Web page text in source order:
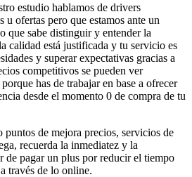
estudio hablamos de drivers
u ofertas pero que estamos ante un
que sabe distinguir y entender la
calidad está justificada y tu servicio es
y superar expectativas gracias a
competitivos se pueden ver
has de trabajar en base a ofrecer
desde el momento 0 de compra de tu
puntos de mejora precios, servicios de
recuerda la inmediatez y la
de pagar un plus por reducir el tiempo
través de lo online.